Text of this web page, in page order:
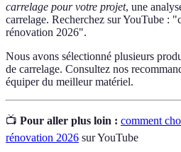
carrelage pour votre projet, une
carrelage. Recherchez sur YouTube :
rénovation 2026".
Nous avons sélectionné plusieurs
de carrelage. Consultez nos
équiper du meilleur matériel.
📺 Pour aller plus loin : comment
rénovation 2026 sur YouTube